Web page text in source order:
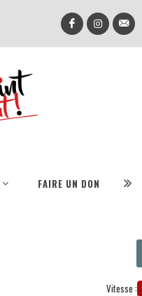
FAIRE UN DON
Vitesse :